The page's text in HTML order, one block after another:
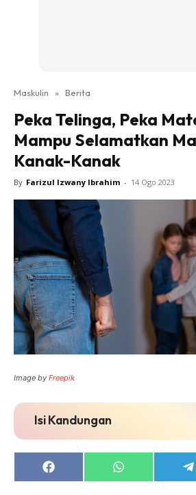
Maskulin » Berita
Peka Telinga, Peka
Mampu Selamatkan
Kanak-Kanak
By Farizul Izwany Ibrahim - 14 Ogo 2023
Image by Freepik
Isi Kandungan
Share
on
Share
on